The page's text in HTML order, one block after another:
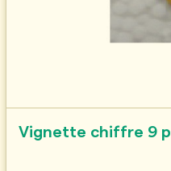
Vignette chiffre 9